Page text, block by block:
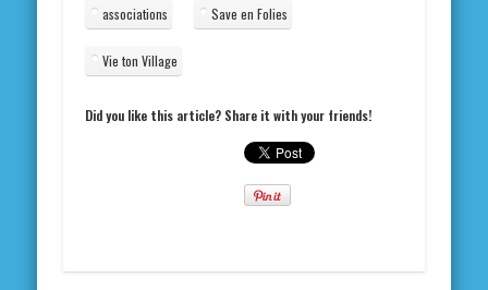
associations Save en Folies
Vie ton Village
Did you like this article? Share it with your friends!